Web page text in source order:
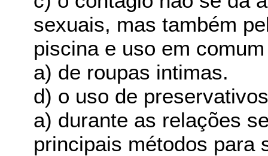
sexuais, mas também
piscina e uso em
a) de roupas intimas.
d) o uso de
a) durante as relações
principais métodos para